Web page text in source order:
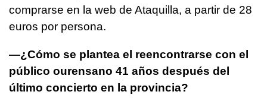
comprarse en la web de Ataquilla, a partir de 28
euros por persona.
—¿Cómo se plantea el reencontrarse con el
público ourensano 41 años después del
último concierto en la provincia?